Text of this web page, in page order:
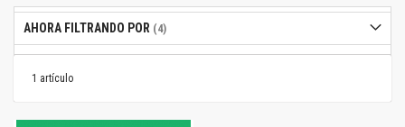
1 artículo
AHORA FILTRANDO POR